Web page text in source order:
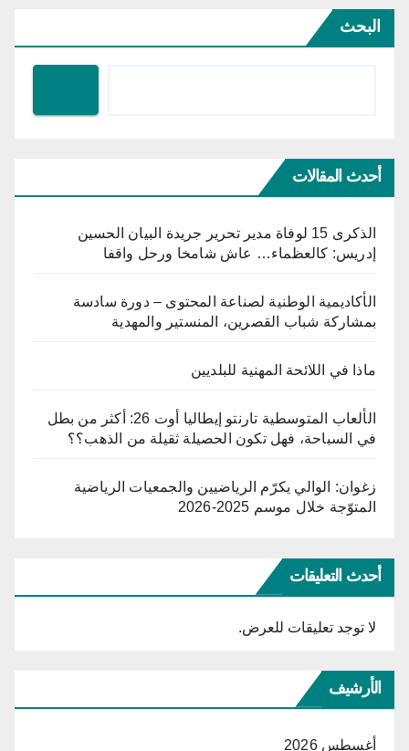
البحث
أحدث المقالات
الذكرى 15 لوفاة مدير تحرير جريدة البيان الحسين
إدريس: كالعظماء… عاش شامخا ورحل واقفا
الأكاديمية الوطنية لصناعة المحتوى – دورة سادسة
بمشاركة شباب القصرين، المنستير والمهدية
ماذا في اللائحة المهنية للبلديين
الألعاب المتوسطية تارنتو إيطاليا أوت 26: أكثر من بطل
في السباحة، فهل تكون الحصيلة ثقيلة من الذهب؟؟
زغوان: الوالي يكرّم الرياضيين والجمعيات الرياضية
المتوّجة خلال موسم 2025-2026
أحدث التعليقات
لا توجد تعليقات للعرض.
الأرشيف
أغسطس 2026